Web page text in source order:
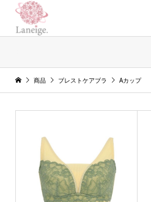
商品 ブレストケアブラ Aカップ